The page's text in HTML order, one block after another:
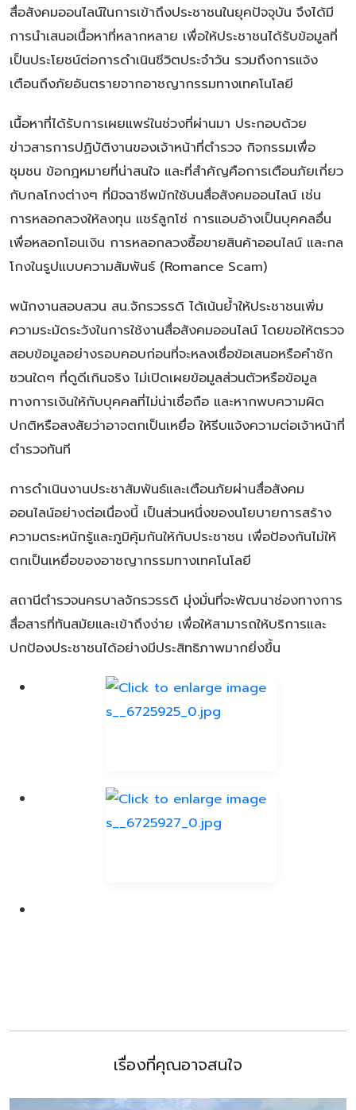
สื่อสังคมออนไลน์ในการเข้าถึงประชาชนในยุคปัจจุบัน จึงได้มี
การนำเสนอเนื้อหาที่หลากหลาย เพื่อให้ประชาชนได้รับข้อมูลที่
เป็นประโยชน์ต่อการดำเนินชีวิตประจำวัน รวมถึงการแจ้ง
เตือนถึงภัยอันตรายจากอาชญากรรมทางเทคโนโลยี
เนื้อหาที่ได้รับการเผยแพร่ในช่วงที่ผ่านมา ประกอบด้วย
ข่าวสารการปฏิบัติงานของเจ้าหน้าที่ตำรวจ กิจกรรมเพื่อ
ชุมชน ข้อกฎหมายที่น่าสนใจ และที่สำคัญคือการเตือนภัยเกี่ยว
กับกลโกงต่างๆ ที่มิจฉาชีพมักใช้บนสื่อสังคมออนไลน์ เช่น
การหลอกลวงให้ลงทุน แชร์ลูกโซ่ การแอบอ้างเป็นบุคคลอื่น
เพื่อหลอกโอนเงิน การหลอกลวงซื้อขายสินค้าออนไลน์ และกล
โกงในรูปแบบความสัมพันธ์ (Romance Scam)
พนักงานสอบสวน สน.จักรวรรดิ ได้เน้นย้ำให้ประชาชนเพิ่ม
ความระมัดระวังในการใช้งานสื่อสังคมออนไลน์ โดยขอให้ตรวจ
สอบข้อมูลอย่างรอบคอบก่อนที่จะหลงเชื่อข้อเสนอหรือคำชัก
ชวนใดๆ ที่ดูดีเกินจริง ไม่เปิดเผยข้อมูลส่วนตัวหรือข้อมูล
ทางการเงินให้กับบุคคลที่ไม่น่าเชื่อถือ และหากพบความผิด
ปกติหรือสงสัยว่าอาจตกเป็นเหยื่อ ให้รีบแจ้งความต่อเจ้าหน้าที่
ตำรวจทันที
การดำเนินงานประชาสัมพันธ์และเตือนภัยผ่านสื่อสังคม
ออนไลน์อย่างต่อเนื่องนี้ เป็นส่วนหนึ่งของนโยบายการสร้าง
ความตระหนักรู้และภูมิคุ้มกันให้กับประชาชน เพื่อป้องกันไม่ให้
ตกเป็นเหยื่อของอาชญากรรมทางเทคโนโลยี
สถานีตำรวจนครบาลจักรวรรดิ มุ่งมั่นที่จะพัฒนาช่องทางการ
สื่อสารที่ทันสมัยและเข้าถึงง่าย เพื่อให้สามารถให้บริการและ
ปกป้องประชาชนได้อย่างมีประสิทธิภาพมากยิ่งขึ้น
เรื่องที่คุณอาจสนใจ